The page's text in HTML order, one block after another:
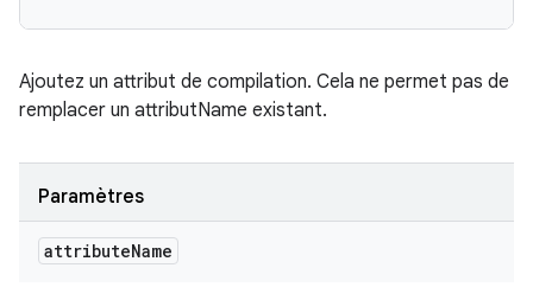
Ajoutez un attribut de compilation. Cela ne permet pas de
remplacer un attributName existant.
Paramètres
attributeName